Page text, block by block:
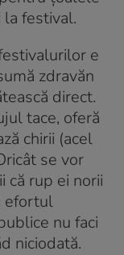
la festival.
e
zdravăn
direct.
tace, oferă
chirii (acel
se vor
că rup ei norii
efortul
nu faci
niciodată.